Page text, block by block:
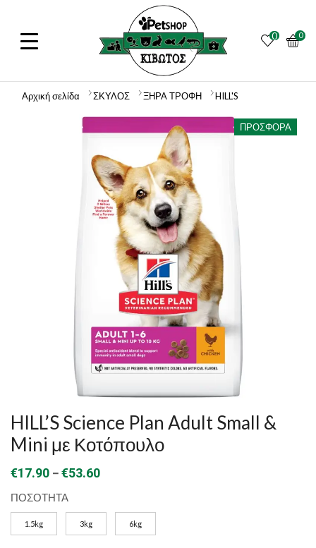
0 0
Αρχική σελίδα ΣΚΥΛΟΣ ΞΗΡΑ ΤΡΟΦΗ HILL'S
ΠΡΟΣΦΟΡΆ
HILL’S Science Plan Adult Small &
Mini με Κοτόπουλο
€17.90 –€53.60Price
€17.90
through
ΠΟΣΟΤΗΤΑ
1.5kg 3kg 6kg